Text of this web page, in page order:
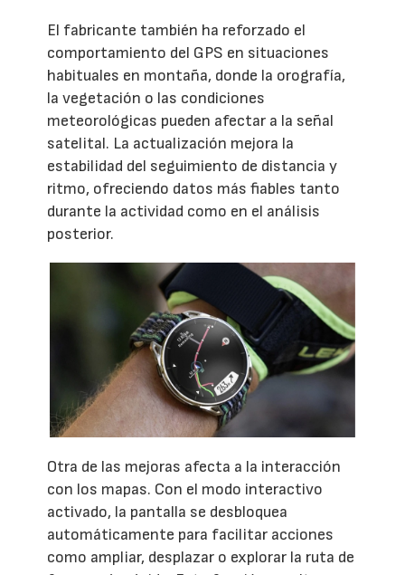
El fabricante también ha reforzado el
comportamiento del GPS en situaciones
habituales en montaña, donde la orografía,
la vegetación o las condiciones
meteorológicas pueden afectar a la señal
satelital. La actualización mejora la
estabilidad del seguimiento de distancia y
ritmo, ofreciendo datos más fiables tanto
durante la actividad como en el análisis
posterior.
Otra de las mejoras afecta a la interacción
con los mapas. Con el modo interactivo
activado, la pantalla se desbloquea
automáticamente para facilitar acciones
como ampliar, desplazar o explorar la ruta de